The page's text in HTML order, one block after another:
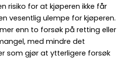
risiko for at kjøperen ikke får
vesentlig ulempe for kjøperen.
enn to forsøk på retting eller
med mindre det
som gjør at ytterligere forsøk